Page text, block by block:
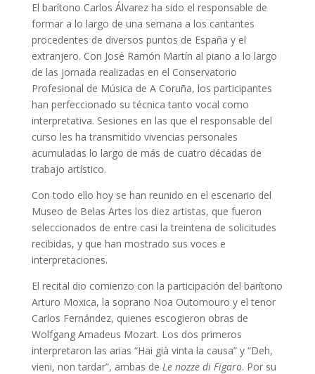
El barítono Carlos Álvarez ha sido el responsable de
formar a lo largo de una semana a los cantantes
procedentes de diversos puntos de España y el
extranjero. Con José Ramón Martín al piano a lo largo
de las jornada realizadas en el Conservatorio
Profesional de Música de A Coruña, los participantes
han perfeccionado su técnica tanto vocal como
interpretativa. Sesiones en las que el responsable del
curso les ha transmitido vivencias personales
acumuladas lo largo de más de cuatro décadas de
trabajo artístico.
Con todo ello hoy se han reunido en el escenario del
Museo de Belas Artes los diez artistas, que fueron
seleccionados de entre casi la treintena de solicitudes
recibidas, y que han mostrado sus voces e
interpretaciones.
El recital dio comienzo con la participación del barítono
Arturo Moxica, la soprano Noa Outomouro y el tenor
Carlos Fernández, quienes escogieron obras de
Wolfgang Amadeus Mozart. Los dos primeros
interpretaron las arias “Hai già vinta la causa” y “Deh,
vieni, non tardar”, ambas de Le nozze di Figaro. Por su